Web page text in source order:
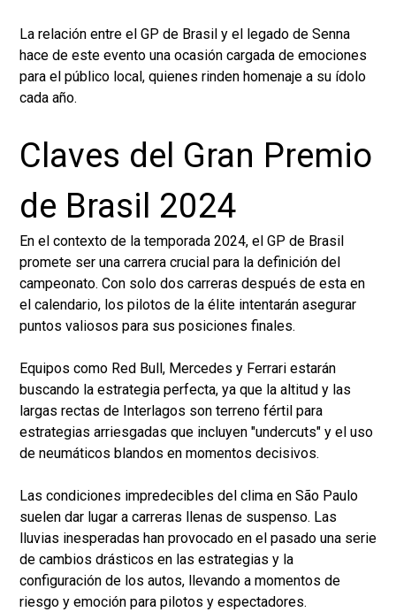
La relación entre el GP de Brasil y el legado de Senna
hace de este evento una ocasión cargada de emociones
para el público local, quienes rinden homenaje a su ídolo
cada año.
Claves del Gran Premio
de Brasil 2024
En el contexto de la temporada 2024, el GP de Brasil
promete ser una carrera crucial para la definición del
campeonato. Con solo dos carreras después de esta en
el calendario, los pilotos de la élite intentarán asegurar
puntos valiosos para sus posiciones finales.
Equipos como Red Bull, Mercedes y Ferrari estarán
buscando la estrategia perfecta, ya que la altitud y las
largas rectas de Interlagos son terreno fértil para
estrategias arriesgadas que incluyen "undercuts" y el uso
de neumáticos blandos en momentos decisivos.
Las condiciones impredecibles del clima en São Paulo
suelen dar lugar a carreras llenas de suspenso. Las
lluvias inesperadas han provocado en el pasado una serie
de cambios drásticos en las estrategias y la
configuración de los autos, llevando a momentos de
riesgo y emoción para pilotos y espectadores.